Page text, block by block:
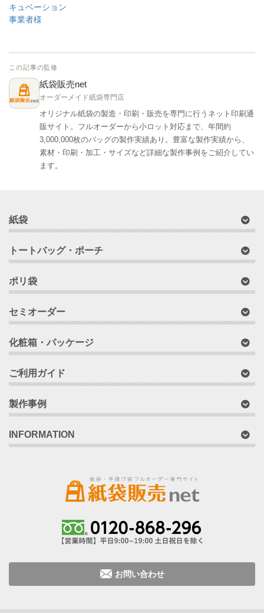
キュベーション
事業者様
この記事の監修
紙袋販売net
オーダーメイド紙袋専門店
オリジナル紙袋の製造・印刷・販売を専門に行うネット印刷通
販サイト。フルオーダーから小ロット対応まで、年間約
3,000,000枚のバッグの製作実績あり。豊富な製作実績から、
素材・印刷・加工・サイズなど詳細な製作事例をご紹介してい
ます。
紙袋
トートバッグ・ポーチ
ポリ袋
セミオーダー
化粧箱・パッケージ
ご利用ガイド
製作事例
INFORMATION
お問い合わせ